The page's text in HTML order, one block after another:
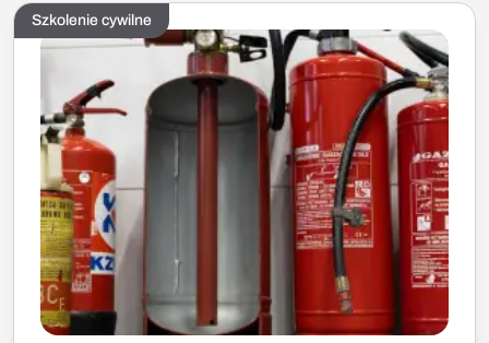
Szkolenie cywilne